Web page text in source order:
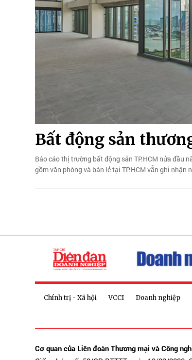
Bất động sản
Báo cáo thị trường bất động sản TP.HCM nửa đầu
gồm văn phòng và bán lẻ tại TP.HCM vẫn ghi nhận
Chính trị - Xã hội VCCI Doanh nghiệp
Cơ quan của Liên đoàn Thương mại và Công